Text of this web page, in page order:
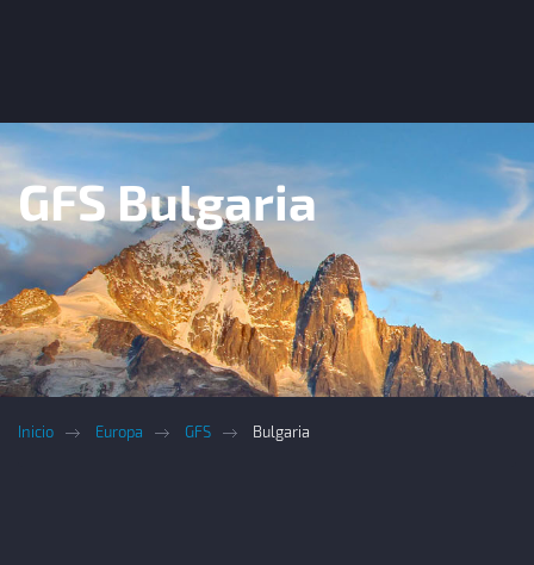
GFS Bulgaria
Inicio Europa GFS Bulgaria